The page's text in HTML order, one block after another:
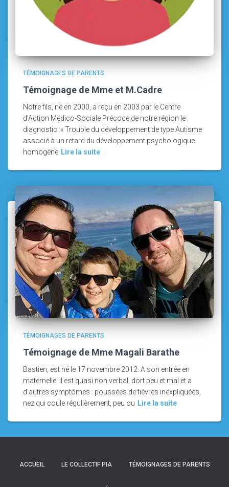
TÉMOIGNAGES DE PARENTS
Témoignage de Mme et M.Cadre
Notre fils, né en 2000, a reçu en 2003 par le Centre
d’Action Médico-Sociale Précoce de notre région le
diagnostic :« Trouble du développement de type Autisme
associé à un retard du développement psychologique
homogène Lire la suite
TÉMOIGNAGES DE PARENTS
Témoignage de Mme Magali Barathe
Bastien, est né le 17 novembre 2012. A son entrée en
maternelle, il est quasi non verbal, dort peu et mal et a
d’autres symptômes : poussées de fièvres inexpliquées,
nez qui coule régulièrement, peu ou Lire la suite
ACCUEIL LE COLLECTIF PIA TÉMOIGNAGES DE PARENTS